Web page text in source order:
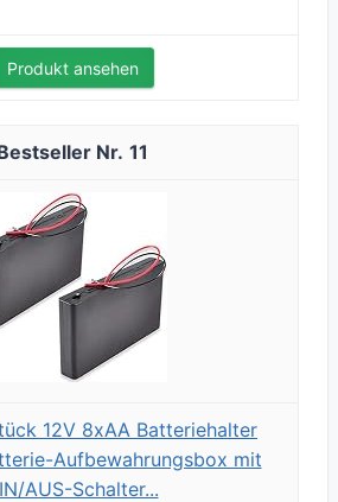
Produkt ansehen
11
12V 8xAA Batteriehalter
Aufbewahrungsbox mit
AUS-Schalter...